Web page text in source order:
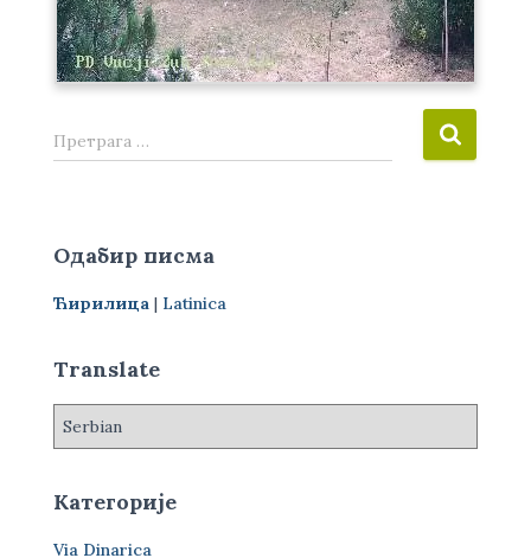
П
р
а
а
а
Претрага …
Одабир писма
Ћирилица | Latinica
Translate
Категорије
Via Dinarica